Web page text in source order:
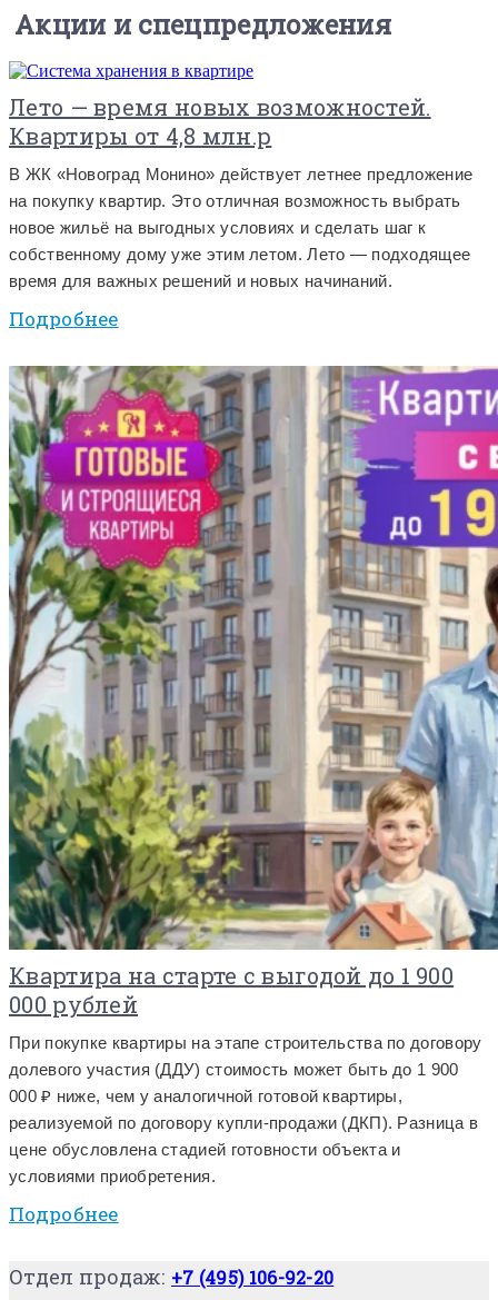
Акции и спецпредложения
Лето — время новых возможностей.
Квартиры от 4,8 млн.р
В ЖК «Новоград Монино» действует летнее предложение
на покупку квартир. Это отличная возможность выбрать
новое жильё на выгодных условиях и сделать шаг к
собственному дому уже этим летом. Лето — подходящее
время для важных решений и новых начинаний.
Подробнее
Квартира на старте с выгодой до 1 900
000 рублей
При покупке квартиры на этапе строительства по договору
долевого участия (ДДУ) стоимость может быть до 1 900
000 ₽ ниже, чем у аналогичной готовой квартиры,
реализуемой по договору купли-продажи (ДКП). Разница в
цене обусловлена стадией готовности объекта и
условиями приобретения.
Подробнее
Отдел продаж: +7 (495) 106-92-20